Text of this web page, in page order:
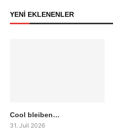
YENİ EKLENENLER
Cool bleiben…
31. Juli 2026